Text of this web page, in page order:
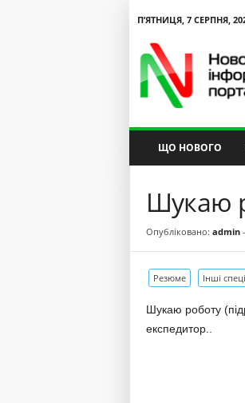
П’ЯТНИЦЯ, 7 СЕРПНЯ,
ЩО НОВОГО
Шукаю
Опубліковано: admin -
Резюме Інші
Шукаю роботу
експедитор..